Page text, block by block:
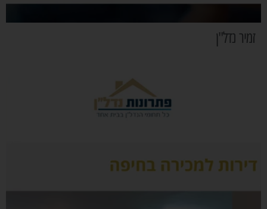
זמיר נדל"ן